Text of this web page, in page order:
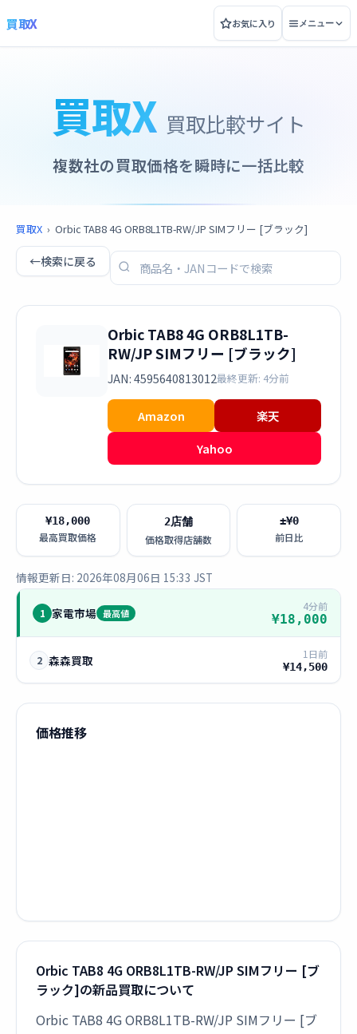
買取X お気に入り メニュー
買取X 買取比較サイト
複数社の買取価格を瞬時に一括比較
買取X › Orbic TAB8 4G ORB8L1TB-RW/JP SIMフリー [ブラック]
←検索に戻る
Orbic TAB8 4G ORB8L1TB-
RW/JP SIMフリー [ブラック]
JAN: 4595640813012最終更新: 4分前
Amazon
楽天
Yahoo
¥18,000
最高買取価格
2店舗
価格取得店舗数
±¥0
前日比
情報更新日: 2026年08月06日 15:33 JST
1 家電市場 最高値
4分前
¥18,000
2 森森買取 1日前
¥14,500
価格推移
Orbic TAB8 4G ORB8L1TB-RW/JP SIMフリー [ブ
ラック]の新品買取について
Orbic TAB8 4G ORB8L1TB-RW/JP SIMフリー [ブ